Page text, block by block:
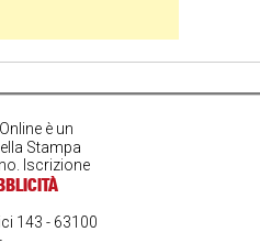
è un
Stampa
Iscrizione
143 - 63100